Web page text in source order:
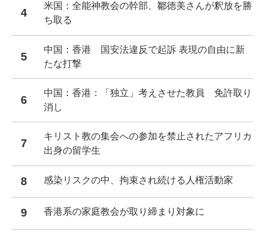
4
米国：全能神教会の幹部、鄒徳美さんが釈放を勝
ち取る
5
中国：香港 国安法違反で起訴 表現の自由に新
たな打撃
6
中国：香港：「独立」考えさせた教員 免許取り
消し
7
キリスト教の集会への参加を禁止されたアフリカ
出身の留学生
8 感染リスクの中、拘束され続ける人権活動家
9 香港系の家庭教会が取り締まり対象に